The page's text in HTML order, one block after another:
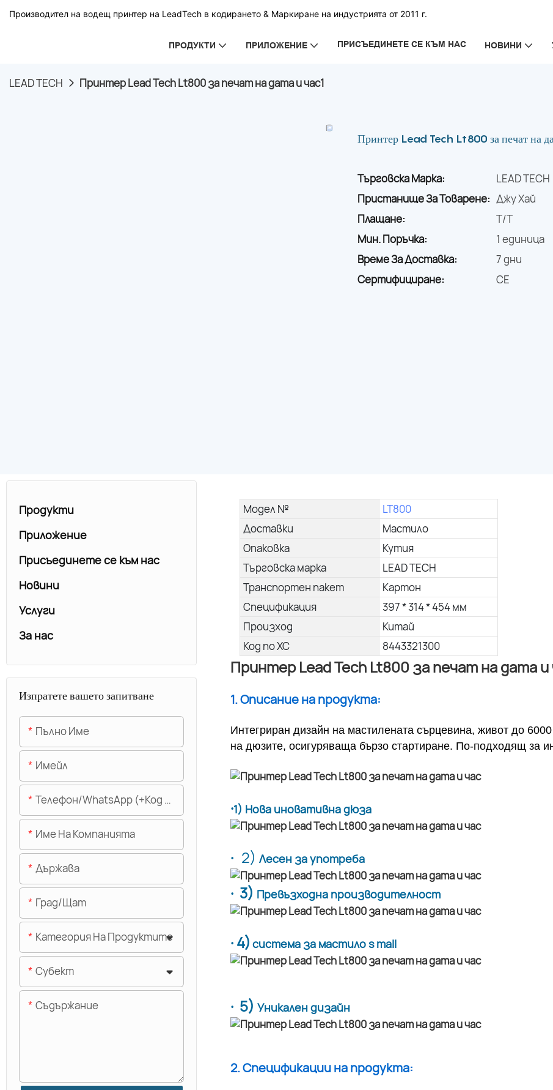
Производител на водещ принтер на LeadTech в кодирането & Маркиране на индустрията от 2011 г.
ПРОДУКТИ ПРИЛОЖЕНИЕ ПРИСЪЕДИНЕТЕ СЕ КЪМ НАС НОВИНИ
LEAD TECH Принтер Lead Tech Lt800 за печат на дата и час1
Принтер Lead Tech Lt800 за печат на
Търговска Марка:
LEAD TECH
Пристанище За Товарене: Джу Хай
Плащане:
T/T
Мин. Поръчка:
1 единица
Време За Доставка:
7 дни
Сертифициране:
CE
Модел №
LT800
Доставки
Мастило
Опаковка
Кутия
Търговска марка
LEAD TECH
Транспортен пакет
Картон
Спецификация
397 * 314 * 454 мм
Произход
Китай
Код по ХС
8443321300
Принтер Lead Tech Lt800 за печат на дата и
1. Описание на продукта:
Интегриран дизайн на мастилената сърцевина, живот до
на дюзите, осигуряваща бързо стартиране. По-подходящ за
·1) Нова иновативна дюза
· 2)Лесен за употреба
· 3) Превъзходна производителност
· 4) система за мастило s mall
· 5)Уникален дизайн
2. Спецификации на продукта:
Продукти
Приложение
Присъединете се към нас
Новини
Услуги
За нас
Изпратете вашето запитване
Пълно Име
Имейл
Телефон/WhatsApp (+Код На Областта)
Име На Компанията
Държава
Град/щат
Категория На Продуктите
Субект
Съдържание